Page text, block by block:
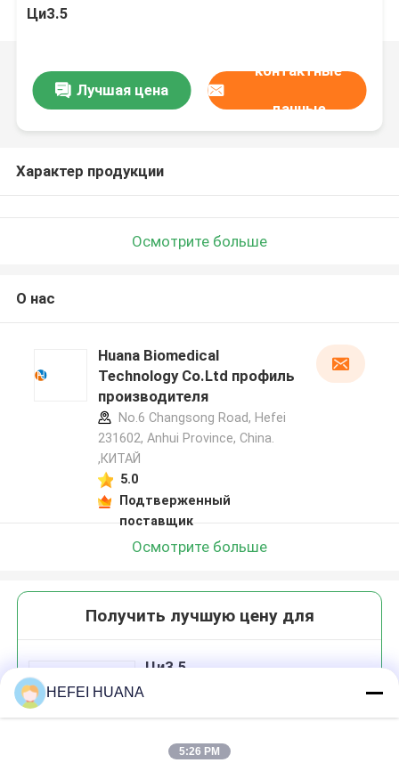
Ци3.5
Лучшая цена
контактные
данные
Характер продукции
Осмотрите больше
О нас
Huana Biomedical
Technology Co.Ltd профиль
производителя
No.6 Changsong Road, Hefei
231602, Anhui Province, China.
,КИТАЙ
5.0
Подтверженный
поставщик
Осмотрите больше
Получить лучшую цену для
Ци3.5
HEFEI HUANA
5:26 PM